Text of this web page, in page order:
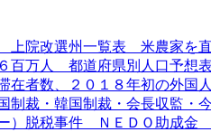
院改選州一覧表 米農家を
６百万人 都道府県別人口予
在者数、２０１８年初の外国
制裁・韓国制裁・会長収監・
）脱税事件 ＮＥＤＯ助成